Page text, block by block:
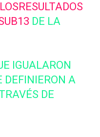
DE LA
IGUALARON
DEFINIERON A
DE